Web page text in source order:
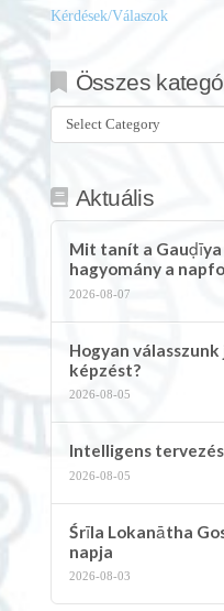
Kérdések/Válaszok
Összes
Összes
kategória
Aktuális
Mit tanít a Gauḍīya
hagyomány a
2026-08-07
Hogyan
képzést?
2026-08-05
Intelligens
2026-08-05
Śrīla Lokanātha
napja
2026-08-03